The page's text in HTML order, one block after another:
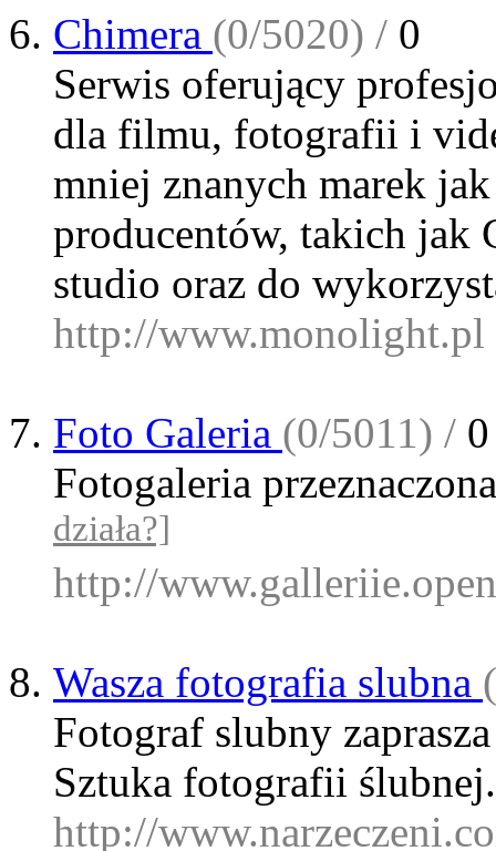
Chimera (0/5020) / 0
Serwis oferujący
dla filmu, fotografii i
mniej znanych marek
producentów, takich jak
studio oraz do
http://www.monolight.pl
Foto Galeria (0/5011) / 0
Fotogaleria
działa?]
http://
Wasza fotografia slubna
Fotograf slubny
Sztuka fotografii
http://